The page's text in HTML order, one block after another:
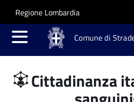
Salta al contenuto principale
Skip to site navigation
Regione Lombardia
Comune di
Cittadinanza